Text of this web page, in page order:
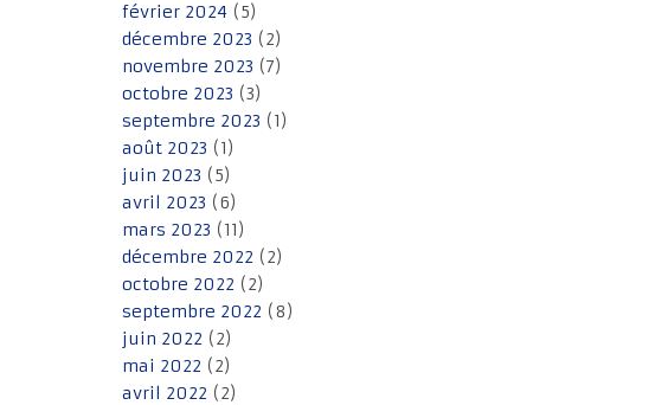
février 2024 (5)
décembre 2023 (2)
novembre 2023 (7)
octobre 2023 (3)
septembre 2023 (1)
août 2023 (1)
juin 2023 (5)
avril 2023 (6)
mars 2023 (11)
décembre 2022 (2)
octobre 2022 (2)
septembre 2022 (8)
juin 2022 (2)
mai 2022 (2)
avril 2022 (2)